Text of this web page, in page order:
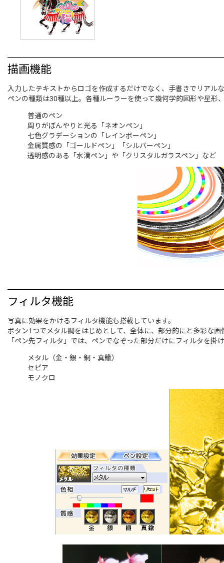
描画機能
入力したテキストからロゴを作成するだけでなく、手書きでリアル
ペンの種類は30種以上。各種ルーラーを使って幾何学的図形や星
普通のペン
周りがぼんやりと光る「ネオンペン」
七色グラデーションの「レインボーペン」
金属質感の「ゴールドペン」「シルバーペン」
透明感のある「水滴ペン」や「クリスタルガラスペン」など
フィルタ機能
写真に効果をかけるフィルタ機能も搭載しています。
ボタン1つでメタル調をはじめとして、全体に、部分的にと多彩な画
「ペン先フィルタ」では、ペンでなぞった部分だけにフィルタを掛
メタル（金・銀・銅・真鍮）
セピア
モノクロ